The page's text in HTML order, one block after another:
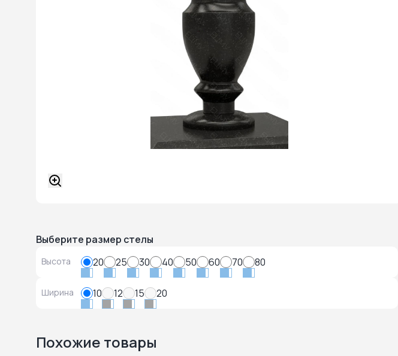
Выберите размер стелы
Высота 20 25 30 40 50 60 70 80
Ширина 10 12 15 20
Похожие товары